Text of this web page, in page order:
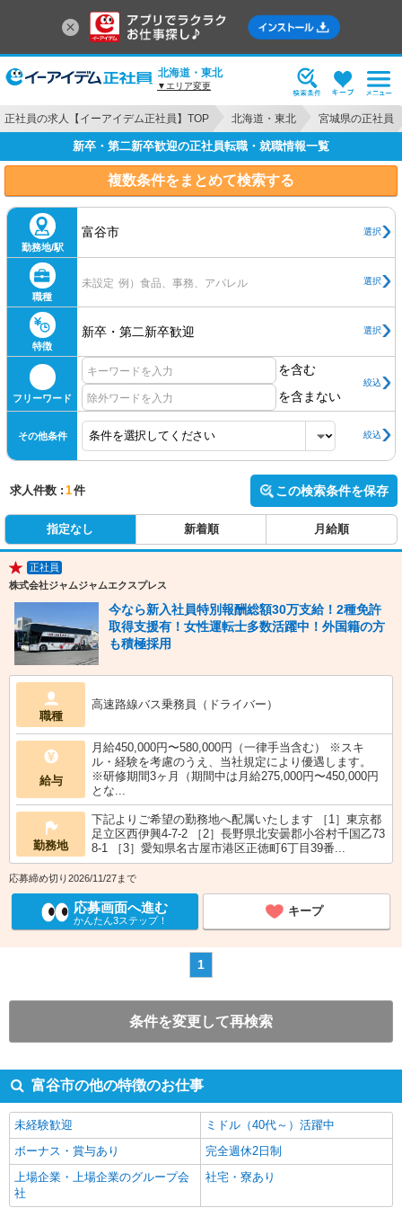
北海道・東北
▼エリア変更
正社員の求人【イーアイデム正社員】TOP 北海道・東北 宮城県の正社員
新卒・第二新卒歓迎の正社員転職・就職情報一覧
複数条件をまとめて検索する
勤務地/駅
富谷市 選択
職種
未設定 例）食品、事務、アパレル 選択
特徴
新卒・第二新卒歓迎 選択
フリーワード
を含む
を含まない
絞込
その他条件 絞込
求人件数 : 1件 この検索条件を保存
指定なし 新着順 月給順
★
正社員
株式会社ジャムジャムエクスプレス
今なら新入社員特別報酬総額30万支給！2種免許
取得支援有！女性運転士多数活躍中！外国籍の方
も積極採用
職種
高速路線バス乗務員（ドライバー）
給与
月給450,000円〜580,000円（一律手当含む） ※スキ
ル・経験を考慮のうえ、当社規定により優遇します。
※研修期間3ヶ月（期間中は月給275,000円〜450,000円
とな...
勤務地
下記よりご希望の勤務地へ配属いたします ［1］東京都
足立区西伊興4-7-2 ［2］長野県北安曇郡小谷村千国乙73
8-1 ［3］愛知県名古屋市港区正徳町6丁目39番...
応募締め切り2026/11/27まで
応募画面へ進む
かんたん3ステップ！
キープ
1
条件を変更して再検索
富谷市の他の特徴のお仕事
未経験歓迎
ミドル（40代～）活躍中
ボーナス・賞与あり
完全週休2日制
上場企業・上場企業のグループ会
社
社宅・寮あり